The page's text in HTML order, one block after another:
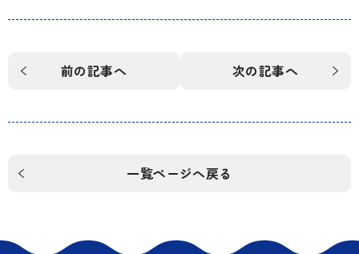
前の記事へ 次の記事へ
一覧ページへ戻る